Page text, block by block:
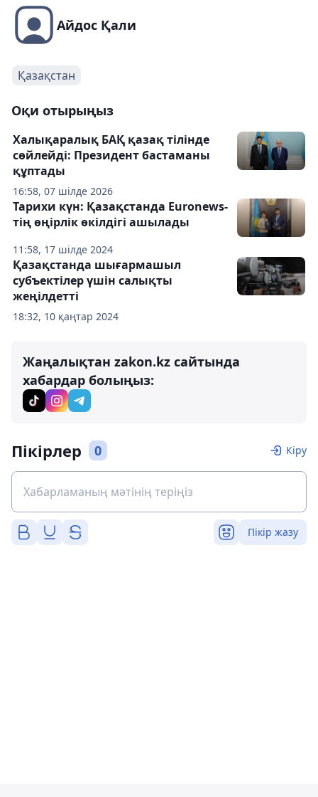
Айдос Қали
Қазақстан
Оқи отырыңыз
16:58, 07 шілде 2026
Халықаралық БАҚ қазақ тілінде
сөйлейді: Президент бастаманы
құптады
11:58, 17 шілде 2024
Тарихи күн: Қазақстанда Euronews-
тің өңірлік өкілдігі ашылады
18:32, 10 қаңтар 2024
Қазақстанда шығармашыл
субъектілер үшін салықты
жеңілдетті
Жаңалықтан zakon.kz сайтында
хабардар болыңыз:
Пікірлер 0 Кіру
Пікір жазу